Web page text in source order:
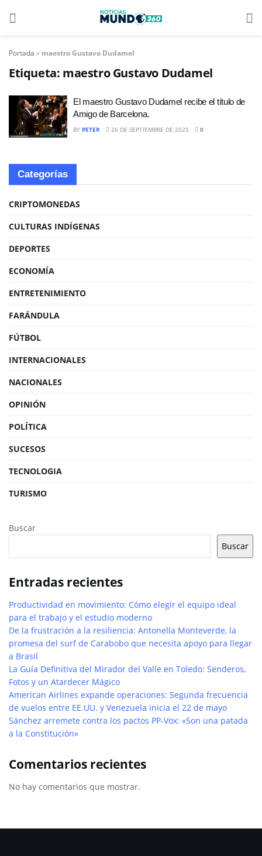
Portada » maestro Gustavo Dudamel
Etiqueta: maestro Gustavo Dudamel
El maestro Gustavo Dudamel recibe el título de
Amigo de Barcelona.
BY PETER 26 DE SEPTIEMBRE DE 2025 0
Categorías
CRIPTOMONEDAS
CULTURAS INDÍGENAS
DEPORTES
ECONOMÍA
ENTRETENIMIENTO
FARÁNDULA
FÚTBOL
INTERNACIONALES
NACIONALES
OPINIÓN
POLÍTICA
SUCESOS
TECNOLOGIA
TURISMO
Buscar
Buscar
Entradas recientes
Productividad en movimiento: Cómo elegir el equipo ideal
para el trabajo y el estudio moderno
De la frustración a la resiliencia: Antonella Monteverde, la
promesa del surf de Carabobo que necesita apoyo para llegar
a Brasil
La Guía Definitiva del Mirador del Valle en Toledo: Senderos,
Fotos y un Atardecer Mágico
American Airlines expande operaciones: Segunda frecuencia
de vuelos entre EE.UU. y Venezuela inicia el 22 de mayo
Sánchez arremete contra los pactos PP-Vox: «Son una patada
a la Constitución»
Comentarios recientes
No hay comentarios que mostrar.